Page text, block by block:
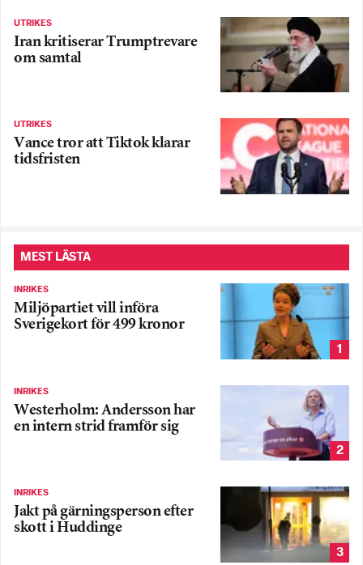
UTRIKES
Iran kritiserar Trumptrevare
om samtal
UTRIKES
Vance tror att Tiktok klarar
tidsfristen
MEST LÄSTA
INRIKES
Miljöpartiet vill införa
Sverigekort för 499 kronor
1
INRIKES
Westerholm: Andersson har
en intern strid framför sig
2
INRIKES
Jakt på gärningsperson efter
skott i Huddinge
3